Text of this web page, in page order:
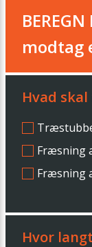
modtag
Hvad
Fræsning
Fræsning
Hvor